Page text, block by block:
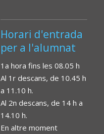
Horari d'entrada
per a l'alumnat
1a hora fins les 08.05 h
Al 1r descans, de 10.45 h
a 11.10 h.
Al 2n descans, de 14 h a
14.10 h.
En altre moment